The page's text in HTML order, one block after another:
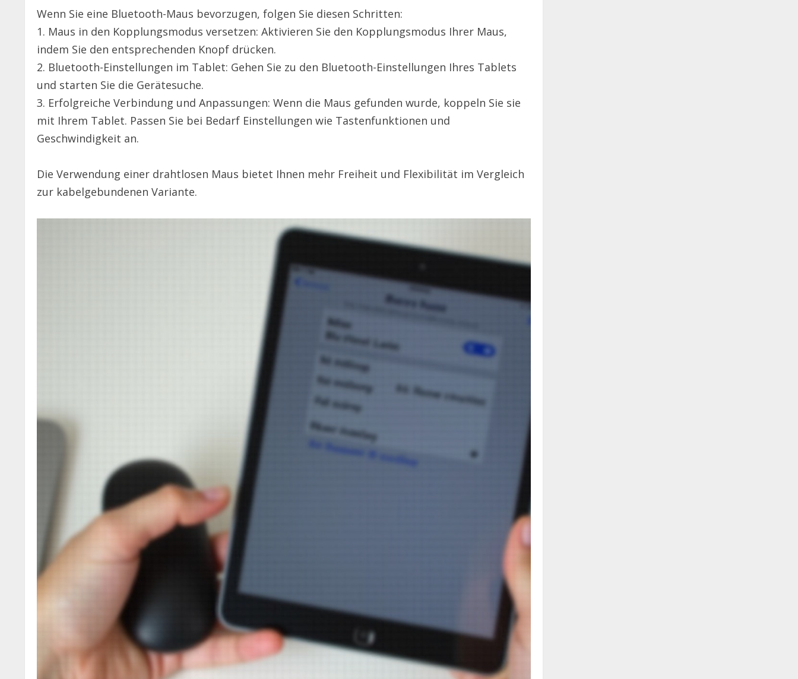
Wenn Sie eine Bluetooth-Maus bevorzugen, folgen Sie diesen Schritten:
1. Maus in den Kopplungsmodus versetzen: Aktivieren Sie den Kopplungsmodus Ihrer Maus,
indem Sie den entsprechenden Knopf drücken.
2. Bluetooth-Einstellungen im Tablet: Gehen Sie zu den Bluetooth-Einstellungen Ihres Tablets
und starten Sie die Gerätesuche.
3. Erfolgreiche Verbindung und Anpassungen: Wenn die Maus gefunden wurde, koppeln Sie sie
mit Ihrem Tablet. Passen Sie bei Bedarf Einstellungen wie Tastenfunktionen und
Geschwindigkeit an.
Die Verwendung einer drahtlosen Maus bietet Ihnen mehr Freiheit und Flexibilität im Vergleich
zur kabelgebundenen Variante.